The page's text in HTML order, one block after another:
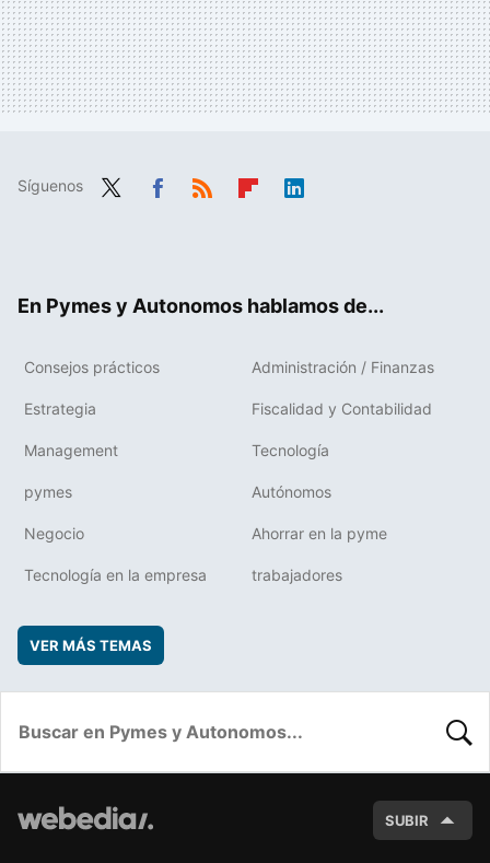
Síguenos
En Pymes y Autonomos hablamos de...
Consejos prácticos Administración / Finanzas
Estrategia Fiscalidad y Contabilidad
Management Tecnología
pymes Autónomos
Negocio Ahorrar en la pyme
Tecnología en la empresa trabajadores
VER MÁS TEMAS
SUBIR